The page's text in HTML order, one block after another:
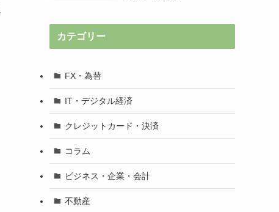
カテゴリー
FX・為替
IT・デジタル経済
クレジットカード・決済
コラム
ビジネス・企業・会計
不動産